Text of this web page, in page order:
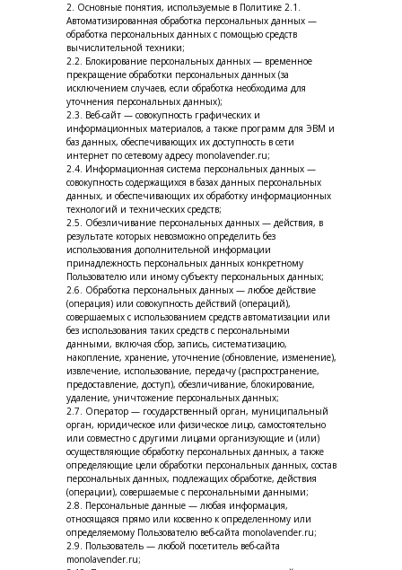
2. Основные понятия, используемые в Политике 2.1.
Автоматизированная обработка персональных данных —
обработка персональных данных с помощью средств
вычислительной техники;
2.2. Блокирование персональных данных — временное
прекращение обработки персональных данных (за
исключением случаев, если обработка необходима для
уточнения персональных данных);
2.3. Веб-сайт — совокупность графических и
информационных материалов, а также программ для ЭВМ и
баз данных, обеспечивающих их доступность в сети
интернет по сетевому адресу monolavender.ru;
2.4. Информационная система персональных данных —
совокупность содержащихся в базах данных персональных
данных, и обеспечивающих их обработку информационных
технологий и технических средств;
2.5. Обезличивание персональных данных — действия, в
результате которых невозможно определить без
использования дополнительной информации
принадлежность персональных данных конкретному
Пользователю или иному субъекту персональных данных;
2.6. Обработка персональных данных — любое действие
(операция) или совокупность действий (операций),
совершаемых с использованием средств автоматизации или
без использования таких средств с персональными
данными, включая сбор, запись, систематизацию,
накопление, хранение, уточнение (обновление, изменение),
извлечение, использование, передачу (распространение,
предоставление, доступ), обезличивание, блокирование,
удаление, уничтожение персональных данных;
2.7. Оператор — государственный орган, муниципальный
орган, юридическое или физическое лицо, самостоятельно
или совместно с другими лицами организующие и (или)
осуществляющие обработку персональных данных, а также
определяющие цели обработки персональных данных, состав
персональных данных, подлежащих обработке, действия
(операции), совершаемые с персональными данными;
2.8. Персональные данные — любая информация,
относящаяся прямо или косвенно к определенному или
определяемому Пользователю веб-сайта monolavender.ru;
2.9. Пользователь — любой посетитель веб-сайта
monolavender.ru;